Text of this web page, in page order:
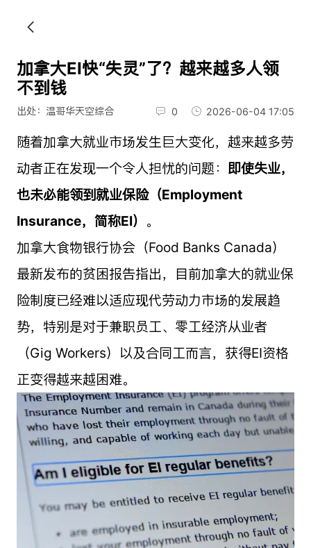
加拿大EI快“失灵”了？越来越多人领
不到钱
出处：温哥华天空综合 0 2026-06-04 17:05
随着加拿大就业市场发生巨大变化，越来越多劳
动者正在发现一个令人担忧的问题： 即使失业，
也未必能领到就业保险（Employment
Insurance，简称EI） 。
加拿大食物银行协会（Food Banks Canada）
最新发布的贫困报告指出，目前加拿大的就业保
险制度已经难以适应现代劳动力市场的发展趋
势，特别是对于兼职员工、零工经济从业者
（Gig Workers）以及合同工而言，获得EI资格
正变得越来越困难。